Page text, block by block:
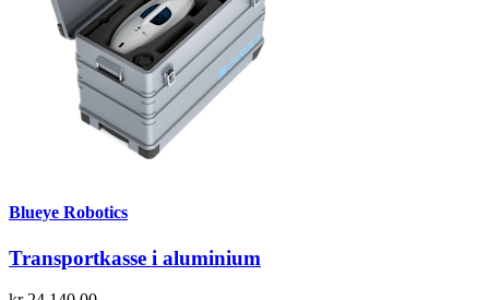
Blueye Robotics
Transportkasse i aluminium